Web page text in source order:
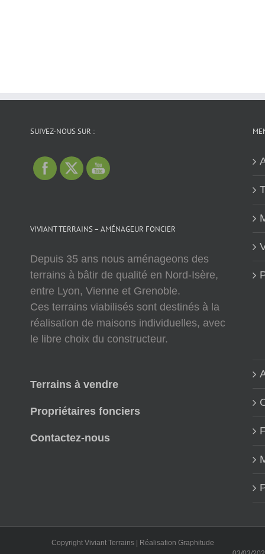
SUIVEZ-NOUS SUR :
VIVIANT TERRAINS – AMÉNAGEUR FONCIER
Depuis 35 ans nous aménageons des
terrains à bâtir de qualité en Nord-Isère,
entre Lyon, Vienne et Grenoble.
Ces terrains viabilisés sont destinés à la
réalisation de maisons individuelles, avec
le libre choix du constructeur.
Terrains à vendre
Propriétaires fonciers
Contactez-nous
Copyright Viviant Terrains | Réalisation Graphitude